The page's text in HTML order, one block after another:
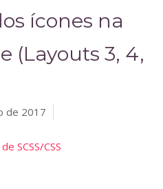
ícones na
(Layouts 3, 4,
de 2017
SCSS/CSS